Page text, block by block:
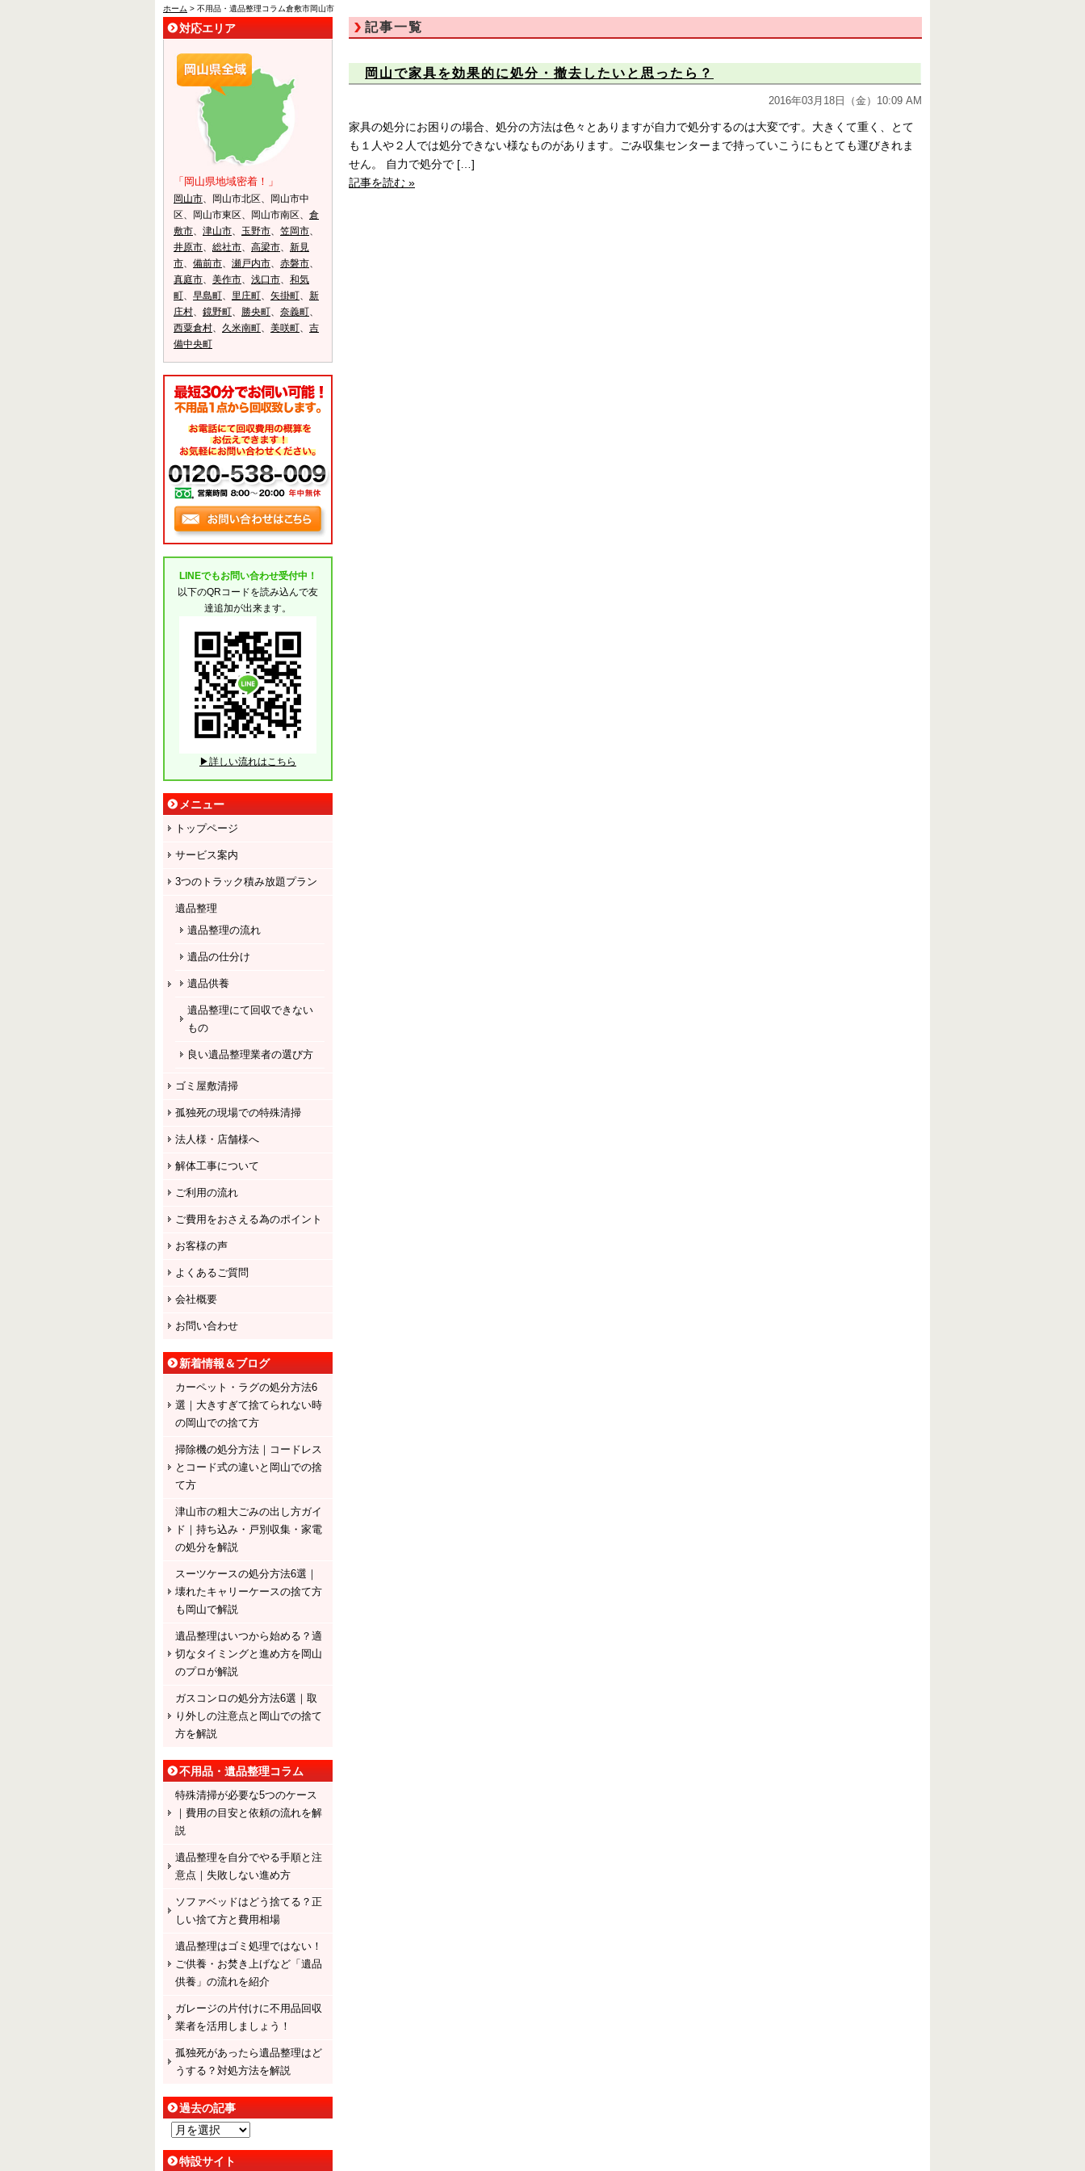
ホーム > 不用品・遺品整理コラム倉敷市岡山市
記事一覧
岡山で家具を効果的に処分・撤去したいと思ったら？
2016年03月18日（金）10:09 AM
家具の処分にお困りの場合、処分の方法は色々とありますが自力で処分するのは大変です。大きくて重く、とて
も１人や２人では処分できない様なものがあります。ごみ収集センターまで持っていこうにもとても運びきれま
せん。 自力で処分で […]
記事を読む »
対応エリア
「岡山県地域密着！」
岡山市、岡山市北区、岡山市中
区、岡山市東区、岡山市南区、 倉
敷市、 津山市、 玉野市、 笠岡市、
井原市、 総社市、 高梁市、 新見
市、 備前市、 瀬戸内市、 赤磐市、
真庭市、 美作市、 浅口市、 和気
町、 早島町、 里庄町、 矢掛町、 新
庄村、 鏡野町、 勝央町、 奈義町、
西粟倉村、 久米南町、 美咲町、 吉
備中央町
LINEでもお問い合わせ受付中！
以下のQRコードを読み込んで友
達追加が出来ます。
▶詳しい流れはこちら
メニュー
トップページ
サービス案内
3つのトラック積み放題プラン
遺品整理
遺品整理の流れ
遺品の仕分け
遺品供養
遺品整理にて回収できない
もの
良い遺品整理業者の選び方
ゴミ屋敷清掃
孤独死の現場での特殊清掃
法人様・店舗様へ
解体工事について
ご利用の流れ
ご費用をおさえる為のポイント
お客様の声
よくあるご質問
会社概要
お問い合わせ
新着情報＆ブログ
カーペット・ラグの処分方法6
選｜大きすぎて捨てられない時
の岡山での捨て方
掃除機の処分方法｜コードレス
とコード式の違いと岡山での捨
て方
津山市の粗大ごみの出し方ガイ
ド｜持ち込み・戸別収集・家電
の処分を解説
スーツケースの処分方法6選｜
壊れたキャリーケースの捨て方
も岡山で解説
遺品整理はいつから始める？適
切なタイミングと進め方を岡山
のプロが解説
ガスコンロの処分方法6選｜取
り外しの注意点と岡山での捨て
方を解説
不用品・遺品整理コラム
特殊清掃が必要な5つのケース
｜費用の目安と依頼の流れを解
説
遺品整理を自分でやる手順と注
意点｜失敗しない進め方
ソファベッドはどう捨てる？正
しい捨て方と費用相場
遺品整理はゴミ処理ではない！
ご供養・お焚き上げなど「遺品
供養」の流れを紹介
ガレージの片付けに不用品回収
業者を活用しましょう！
孤独死があったら遺品整理はど
うする？対処方法を解説
過去の記事
の 特設サイト